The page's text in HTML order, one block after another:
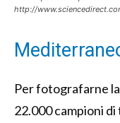
http://
Per fotografarne
22.000 campioni